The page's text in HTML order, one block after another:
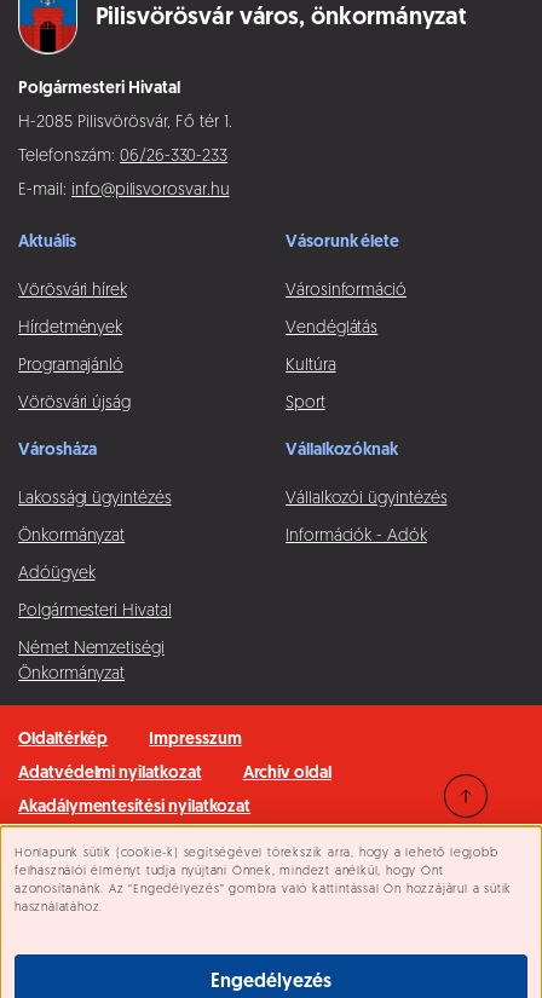
Süti beállítások
Honlapunk sütik (cookie-k) segítségével törekszik arra, hogy a lehető legjobb
felhasználói élményt tudja nyújtani Önnek, mindezt anélkül, hogy Önt
azonosítanánk. Az “Engedélyezés” gombra való kattintással Ön hozzájárul a sütik
használatához.
Engedélyezés
Pilisvörösvár város, önkormányzat
Polgármesteri Hivatal
H-2085 Pilisvörösvár, Fő tér 1.
Telefonszám: 06/26-330-233
E-mail: info@pilisvorosvar.hu
Aktuális
Vörösvári hírek
Hírdetmények
Programajánló
Vörösvári újság
Vásorunk élete
Városinformáció
Vendéglátás
Kultúra
Sport
Városháza
Lakossági ügyintézés
Önkormányzat
Adóügyek
Polgármesteri Hivatal
Német Nemzetiségi
Önkormányzat
Vállalkozóknak
Vállalkozói ügyintézés
Információk - Adók
Oldaltérkép
Impresszum
Adatvédelmi nyilatkozat
Archív oldal
Akadálymentesítési nyilatkozat
Minden jog fenntartva © 2026 Pilisvörösvár Város